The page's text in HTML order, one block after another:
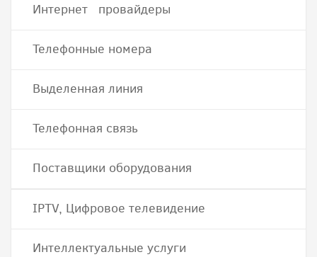
Интернет провайдеры
Телефонные номера
Выделенная линия
Телефонная связь
Поставщики оборудования
IPTV, Цифровое телевидение
Интеллектуальные услуги